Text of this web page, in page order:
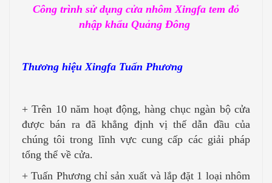
Công trình sử dụng cửa nhôm Xingfa tem đỏ
nhập khẩu Quảng Đông
Thương hiệu Xingfa Tuấn Phương
+ Trên 10 năm hoạt động, hàng chục ngàn bộ cửa
được bán ra đã khẳng định vị thế dẫn đầu của
chúng tôi trong lĩnh vực cung cấp các giải pháp
tổng thể về cửa.
+ Tuấn Phương chỉ sản xuất và lắp đặt 1 loại nhôm